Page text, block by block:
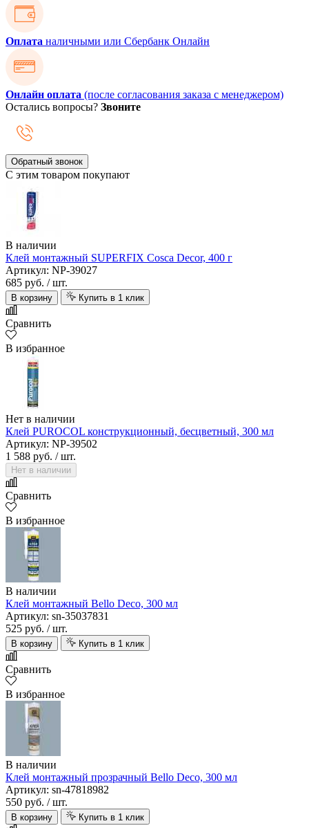
Оплата наличными или Сбербанк Онлайн
Онлайн оплата (после согласования заказа с менеджером)
Остались вопросы? Звоните
Обратный звонок
С этим товаром покупают
В наличии
Клей монтажный SUPERFIX Cosca Decor, 400 г
Артикул: NP-39027
685 руб. / шт.
В корзину Купить в 1 клик
Сравнить
В избранное
Нет в наличии
Клей PUROCOL конструкционный, бесцветный, 300 мл
Артикул: NP-39502
1 588 руб. / шт.
Нет в наличии
Сравнить
В избранное
В наличии
Клей монтажный Bello Deco, 300 мл
Артикул: sn-35037831
525 руб. / шт.
В корзину Купить в 1 клик
Сравнить
В избранное
В наличии
Клей монтажный прозрачный Bello Deco, 300 мл
Артикул: sn-47818982
550 руб. / шт.
В корзину Купить в 1 клик